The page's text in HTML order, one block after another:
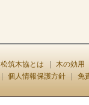
松筑木協とは 木の効用
個人情報保護方針 免